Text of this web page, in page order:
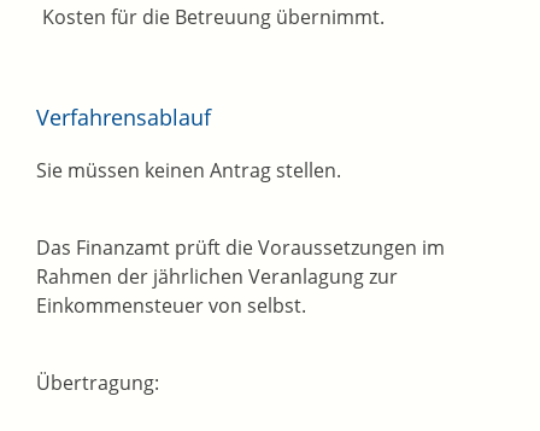
Kosten für die Betreuung übernimmt.
Verfahrensablauf
Sie müssen keinen Antrag stellen.
Das Finanzamt prüft die Voraussetzungen im
Rahmen der jährlichen Veranlagung zur
Einkommensteuer von selbst.
Übertragung: